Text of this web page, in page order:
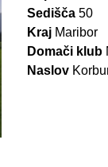
Sedišča 50
Kraj Maribor
Domači klub
Naslov